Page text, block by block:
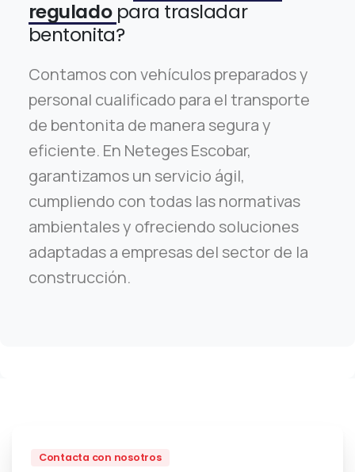
regulado para trasladar
bentonita?
Contamos con vehículos preparados y
personal cualificado para el transporte
de bentonita de manera segura y
eficiente. En Neteges Escobar,
garantizamos un servicio ágil,
cumpliendo con todas las normativas
ambientales y ofreciendo soluciones
adaptadas a empresas del sector de la
construcción.
Contacta con nosotros